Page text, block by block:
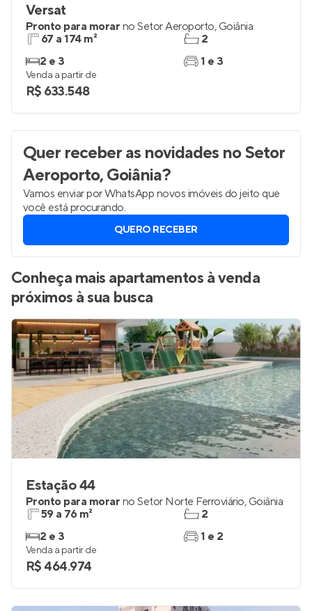
Versat
Pronto para morar no Setor Aeroporto, Goiânia
67 a 174 m²
2 e 3
2
1 e 3
Venda a partir de
R$ 633.548
Quer receber as novidades no Setor
Aeroporto, Goiânia?
Vamos enviar por WhatsApp novos imóveis do jeito que
você está procurando.
QUERO RECEBER
Conheça mais apartamentos à venda
próximos à sua busca
Estação 44
Pronto para morar no Setor Norte Ferroviário, Goiânia
59 a 76 m²
2 e 3
2
1 e 2
Venda a partir de
R$ 464.974